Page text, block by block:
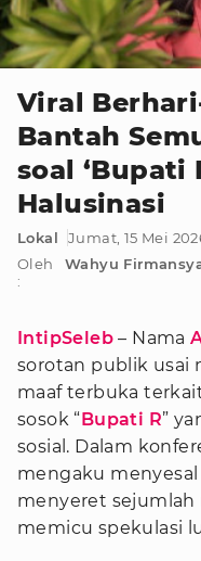
Viral
Bantah
soal ‘Bupati
Halusinasi
Lokal
Jumat, 15 Mei
Oleh
:
Wahyu
IntipSeleb – Nama
sorotan publik usai
maaf terbuka
sosok “Bupati R”
sosial. Dalam
mengaku
menyeret
memicu spekulasi